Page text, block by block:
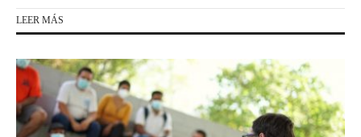
LEER MÁS